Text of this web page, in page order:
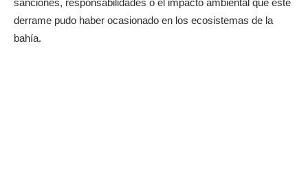
derrame pudo haber ocasionado en los ecosistemas de la
bahía.